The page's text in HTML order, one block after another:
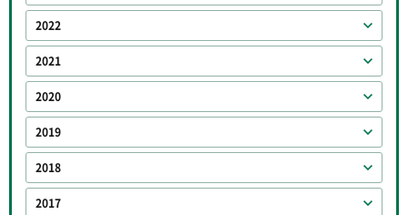
2022
2021
2020
2019
2018
2017